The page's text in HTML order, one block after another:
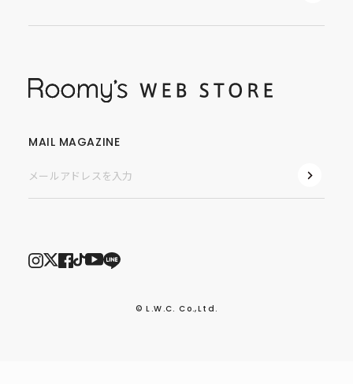
MAIL MAGAZINE
© L.W.C. Co.,Ltd.